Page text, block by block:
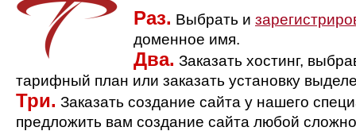
Раз. Выбрать и
доменное имя.
Два. Заказать хостинг,
тарифный план или заказать установку
Три. Заказать создание сайта у нашего
предложить вам создание сайта любой